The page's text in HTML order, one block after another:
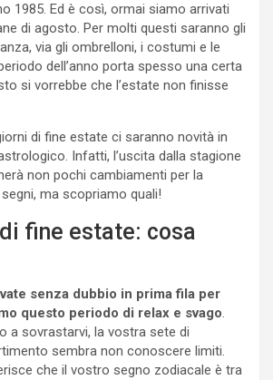
1985. Ed è così, ormai siamo arrivati
di agosto. Per molti questi saranno gli
via gli ombrelloni, i costumi e le
dell’anno porta spesso una certa
si vorrebbe che l’estate non finisse
di fine estate ci saranno novità in
Infatti, l’uscita dalla stagione
non pochi cambiamenti per la
ma scopriamo quali!
fine estate: cosa
senza dubbio in prima fila per
questo periodo di relax e svago.
a sovrastarvi, la vostra sete di
sembra non conoscere limiti.
che il vostro segno zodiacale è tra